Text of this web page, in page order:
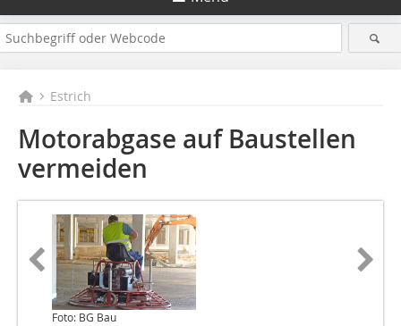
Estrich
Motorabgase auf Baustellen
vermeiden
Foto: BG Bau